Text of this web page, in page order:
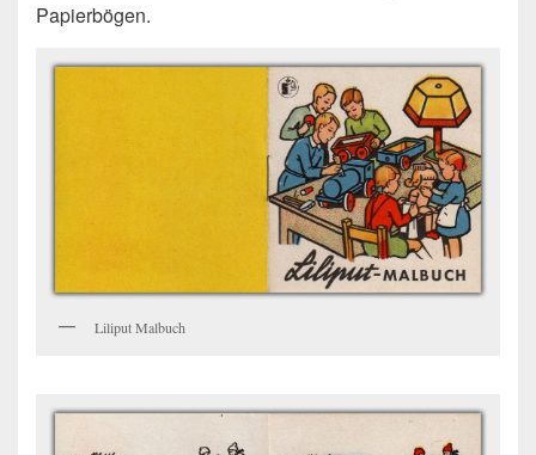
Papierbögen.
Liliput Malbuch